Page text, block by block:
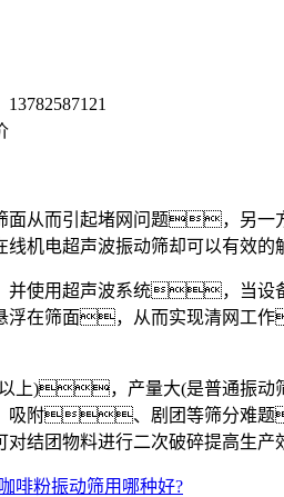
13782587121
而引起堵网问题，另一
电超声波振动筛却可以有效
使用超声波系统，当设
在筛面，从而实现清网工
)，产量大(是普通振动
附、剧团等筛分难题
团物料进行二次破碎提高生
啡粉振动筛用哪种好?